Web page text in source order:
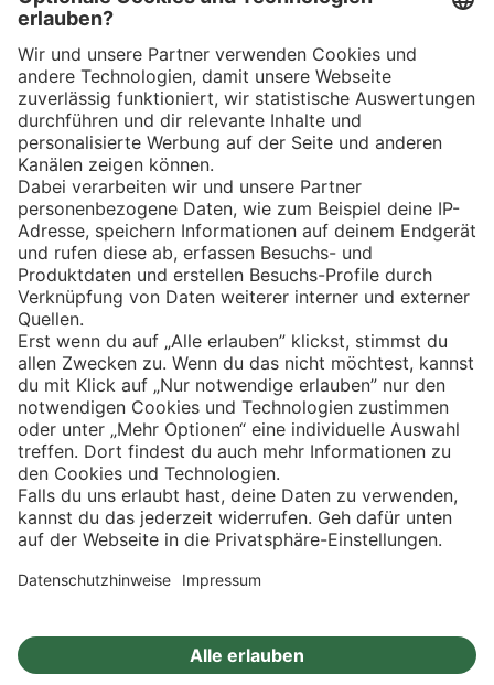
App
Eishockey
Impressum
Privatsphäre-Einstellungen